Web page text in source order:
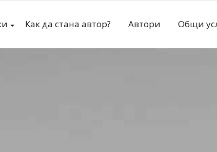
Как да стана автор? Автори Общи